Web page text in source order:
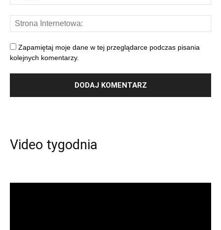
Zapamiętaj moje dane w tej przeglądarce podczas pisania
kolejnych komentarzy.
Video tygodnia